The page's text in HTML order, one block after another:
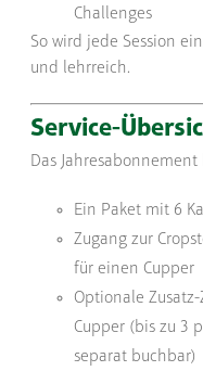
Challenges
So wird jede Session
und lehrreich.
Service-
Das
Ein Paket mit 6
Zugang zur
für einen Cupper
Optionale
Cupper (bis zu 3
separat buchbar)